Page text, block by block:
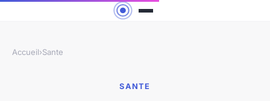
Accueil›Sante
SANTE